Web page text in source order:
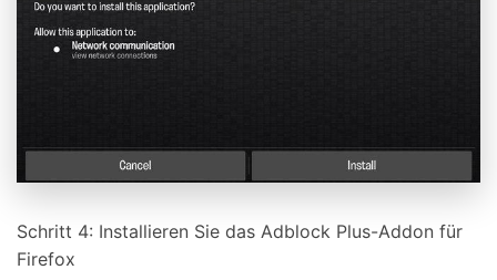
Schritt 4: Installieren Sie das Adblock Plus-Addon für
Firefox